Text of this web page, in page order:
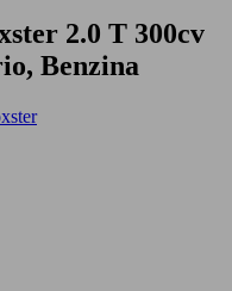
2.0 T 300cv
Benzina